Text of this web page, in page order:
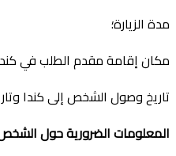
مدة الزيارة؛
مكان إقامة مقدم الطلب في
تاريخ وصول الشخص إلى كندا
المعلومات الضرورية حول